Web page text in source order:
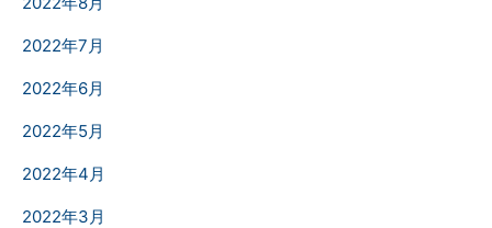
2022年7月
2022年6月
2022年5月
2022年4月
2022年3月